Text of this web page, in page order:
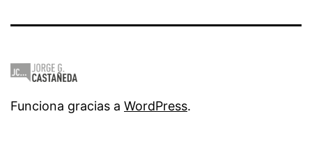
Funciona gracias a WordPress.